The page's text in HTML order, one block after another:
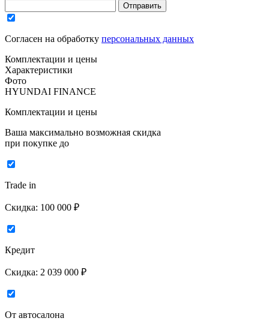
Отправить
Согласен на обработку персональных данных
Комплектации и цены
Характеристики
Фото
HYUNDAI FINANCE
Комплектации и цены
Ваша максимально возможная скидка
при покупке до
Trade in
Скидка: 100 000 ₽
Кредит
Скидка: 2 039 000 ₽
От автосалона